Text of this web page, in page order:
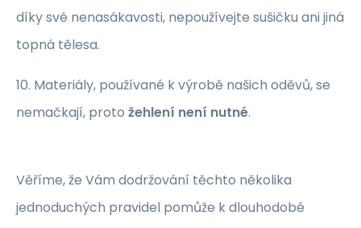
díky své nenasákavosti, nepoužívejte sušičku ani jiná
topná tělesa.
10. Materiály, používané k výrobě našich oděvů, se
nemačkají, proto žehlení není nutné.
Věříme, že Vám dodržování těchto několika
jednoduchých pravidel pomůže k dlouhodobé